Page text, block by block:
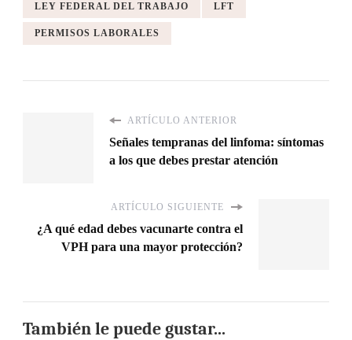
LEY FEDERAL DEL TRABAJO LFT
PERMISOS LABORALES
ARTÍCULO ANTERIOR
Señales tempranas del linfoma: síntomas
a los que debes prestar atención
ARTÍCULO SIGUIENTE
¿A qué edad debes vacunarte contra el
VPH para una mayor protección?
También le puede gustar...